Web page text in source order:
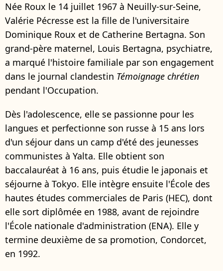
Née Roux le 14 juillet 1967 à Neuilly-sur-Seine,
Valérie Pécresse est la fille de l'universitaire
Dominique Roux et de Catherine Bertagna. Son
grand-père maternel, Louis Bertagna, psychiatre,
a marqué l'histoire familiale par son engagement
dans le journal clandestin Témoignage chrétien
pendant l'Occupation.
Dès l'adolescence, elle se passionne pour les
langues et perfectionne son russe à 15 ans lors
d'un séjour dans un camp d'été des jeunesses
communistes à Yalta. Elle obtient son
baccalauréat à 16 ans, puis étudie le japonais et
séjourne à Tokyo. Elle intègre ensuite l'École des
hautes études commerciales de Paris (HEC), dont
elle sort diplômée en 1988, avant de rejoindre
l'École nationale d'administration (ENA). Elle y
termine deuxième de sa promotion, Condorcet,
en 1992.